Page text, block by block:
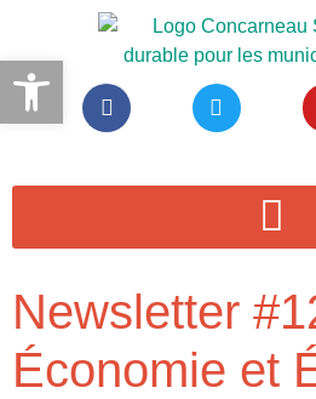
Newsletter
Économie et
Ouvrir la barre